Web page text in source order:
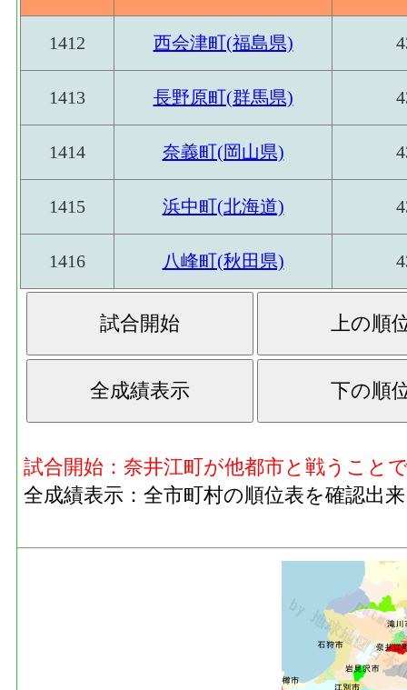
1412 西会津町(福島県)
1413 長野原町(群馬県)
1414 奈義町(岡山県)
1415 浜中町(北海道)
1416 八峰町(秋田県)
試合開始：奈井江町が他都市と戦うこと
全成績表示：全市町村の順位表を確認出